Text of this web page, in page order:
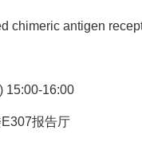
chimeric antigen
15:00-16:00
E307报告厅